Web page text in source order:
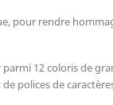
pour rendre
12 coloris de
polices de